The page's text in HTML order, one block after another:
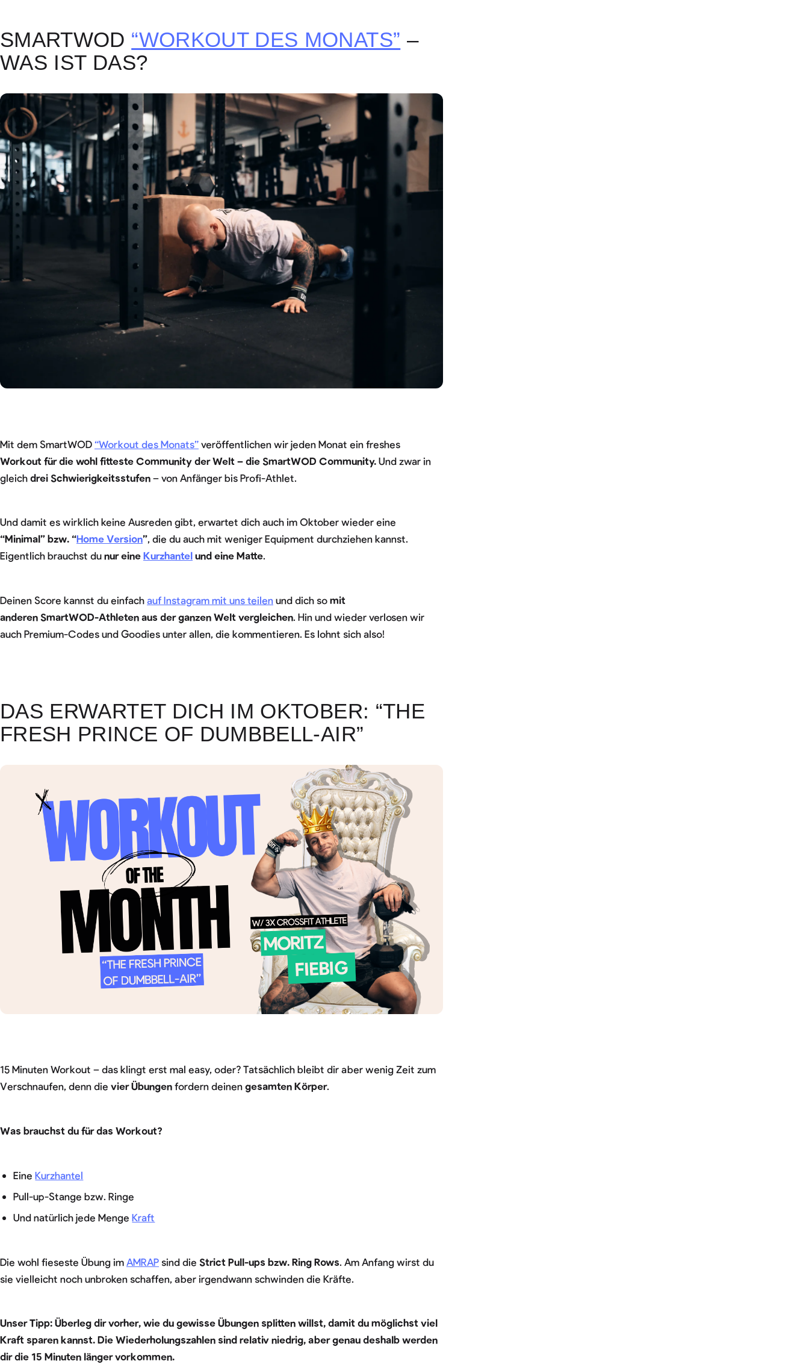
SMARTWOD “WORKOUT DES MONATS” –
WAS IST DAS?
Mit dem SmartWOD “Workout des Monats” veröffentlichen wir jeden Monat ein freshes
Workout für die wohl fitteste Community der Welt – die SmartWOD Community. Und zwar in
gleich drei Schwierigkeitsstufen – von Anfänger bis Profi-Athlet.
Und damit es wirklich keine Ausreden gibt, erwartet dich auch im Oktober wieder eine
“Minimal” bzw. “Home Version”, die du auch mit weniger Equipment durchziehen kannst.
Eigentlich brauchst du nur eine Kurzhantel und eine Matte.
Deinen Score kannst du einfach auf Instagram mit uns teilen und dich so mit
anderen SmartWOD-Athleten aus der ganzen Welt vergleichen. Hin und wieder verlosen wir
auch Premium-Codes und Goodies unter allen, die kommentieren. Es lohnt sich also!
DAS ERWARTET DICH IM OKTOBER: “THE
FRESH PRINCE OF DUMBBELL-AIR”
15 Minuten Workout – das klingt erst mal easy, oder? Tatsächlich bleibt dir aber wenig Zeit zum
Verschnaufen, denn die vier Übungen fordern deinen gesamten Körper.
Was brauchst du für das Workout?
EineKurzhantel
Pull-up-Stange bzw. Ringe
Und natürlich jede MengeKraft
Die wohl fieseste Übung im AMRAP sind die Strict Pull-ups bzw. Ring Rows. Am Anfang wirst du
sie vielleicht noch unbroken schaffen, aber irgendwann schwinden die Kräfte.
Unser Tipp: Überleg dir vorher, wie du gewisse Übungen splitten willst, damit du möglichst viel
Kraft sparen kannst. Die Wiederholungszahlen sind relativ niedrig, aber genau deshalb werden
dir die 15 Minuten länger vorkommen.